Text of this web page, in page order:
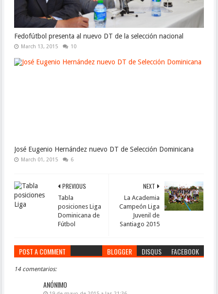
Fedofútbol presenta al nuevo DT de la selección nacional
March 13, 2015 10
José Eugenio Hernández nuevo DT de Selección Dominicana
March 01, 2015 6
NEXT
La Academia
Campeón Liga
Juvenil de
Santiago 2015
PREVIOUS
Tabla
posiciones Liga
Dominicana de
Fútbol
POST A COMMENT BLOGGER DISQUS FACEBOOK
14 comentarios:
ANÓNIMO